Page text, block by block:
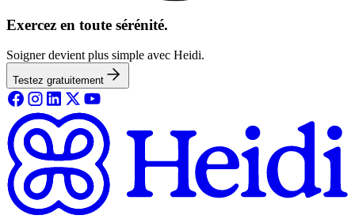
Exercez en toute sérénité.
Soigner devient plus simple avec Heidi.
Testez gratuitement